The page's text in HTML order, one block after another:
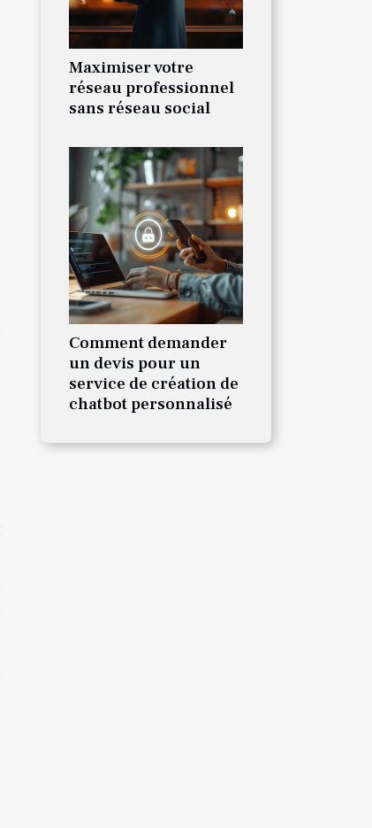
Maximiser votre
réseau professionnel
sans réseau social
Comment demander
un devis pour un
service de création de
chatbot personnalisé